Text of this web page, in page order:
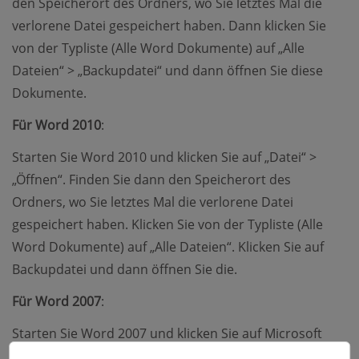
verlorene Datei gespeichert haben. Dann klicken Sie
von der Typliste (Alle Word Dokumente) auf „Alle
Dateien“ > „Backupdatei“ und dann öffnen Sie diese
Dokumente.
Für Word 2010:
Starten Sie Word 2010 und klicken Sie auf „Datei“ >
„Öffnen“. Finden Sie dann den Speicherort des
Ordners, wo Sie letztes Mal die verlorene Datei
gespeichert haben. Klicken Sie von der Typliste (Alle
Word Dokumente) auf „Alle Dateien“. Klicken Sie auf
Backupdatei und dann öffnen Sie die.
Für Word 2007:
Starten Sie Word 2007 und klicken Sie auf Microsoft